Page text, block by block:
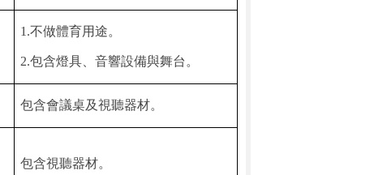
1.不做體育用途。
2.包含燈具、音響設備與舞台。
包含會議桌及視聽器材。
包含視聽器材。